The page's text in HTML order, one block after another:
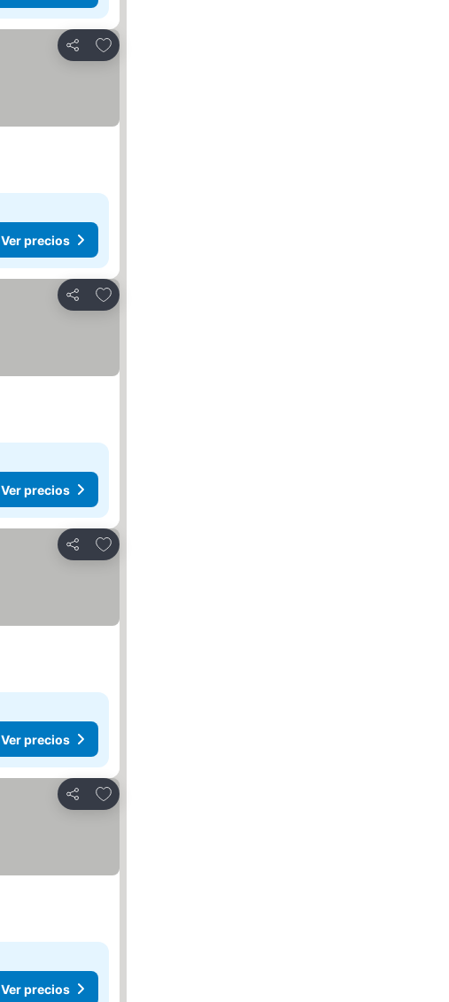
Compartir
Agregar a favoritos
Ver precios
Compartir
Agregar a favoritos
Ver precios
Compartir
Agregar a favoritos
Ver precios
Compartir
Agregar a favoritos
Ver precios